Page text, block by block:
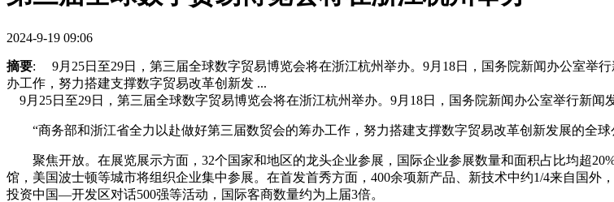
2024-9-19 09:06
摘要: 9月25日至29日，第三届全球数字贸易博览会将在浙江杭州举办。9月18日，国务院新闻办公室
办工作，努力搭建支撑数字贸易改革创新发 ...
9月25日至29日，第三届全球数字贸易博览会将在浙江杭州举办。9月18日，国务院新闻办公室举行新闻
“商务部和浙江省全力以赴做好第三届数贸会的筹办工作，努力搭建支撑数字贸易改革创新发展的全球
聚焦开放。在展览展示方面，32个国家和地区的龙头企业参展，国际企业参展数量和面积占比均超
馆，美国波士顿等城市将组织企业集中参展。在首发首秀方面，400余项新产品、新技术中约1/4来自国
投资中国—开发区对话500强等活动，国际客商数量约为上届3倍。